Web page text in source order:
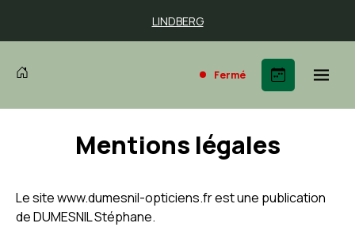
LINDBERG
MYKITA
Fermé
Mentions légales
Le site www.dumesnil-opticiens.fr est une publication
de DUMESNIL Stéphane.